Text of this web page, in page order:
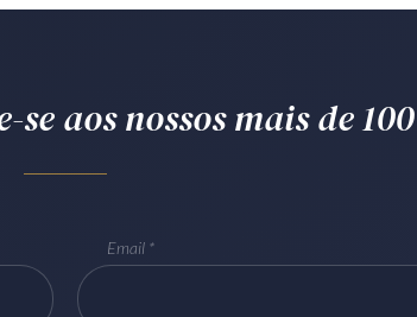
aos nossos mais de
Email